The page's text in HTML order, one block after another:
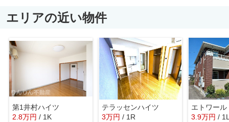
エリアの近い物件
第1井村ハイツ
2.8万円 / 1K
テラッセンハイツ
3万円 / 1R
エトワール
3.9万円 /